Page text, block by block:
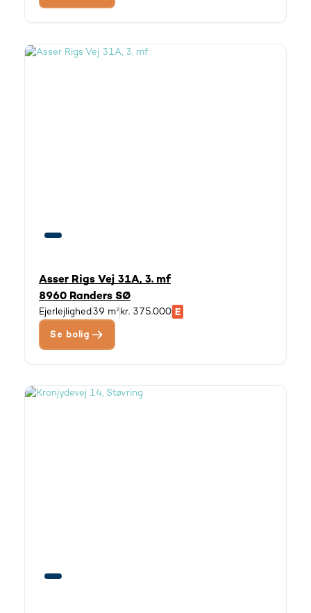
Asser Rigs Vej 31A, 3. mf
8960 Randers SØ
Ejerlejlighed 39 m² kr. 375.000
Se bolig